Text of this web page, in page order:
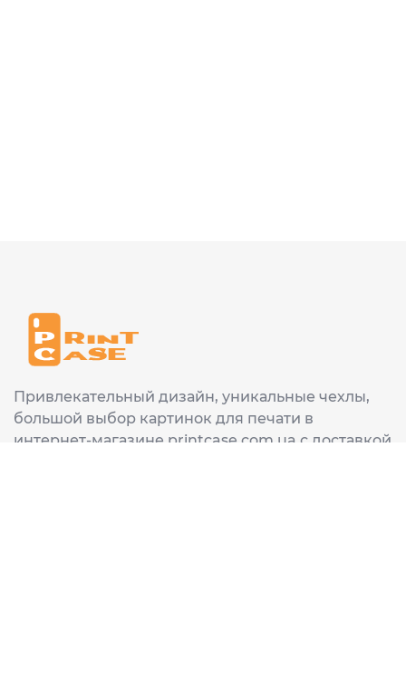
Привлекательный дизайн, уникальные чехлы,
большой выбор картинок для печати в
интернет-магазине printcase.com.ua с доставкой